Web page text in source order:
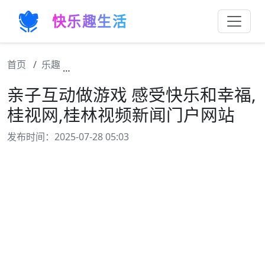
快乐趣生活
首页 乐趣
亲子互动做游戏 感受快乐和幸福,
桂视网,桂林视频新闻门户网站
发布时间：2025-07-28 05:03